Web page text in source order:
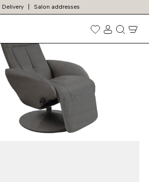
Delivery Salon addresses